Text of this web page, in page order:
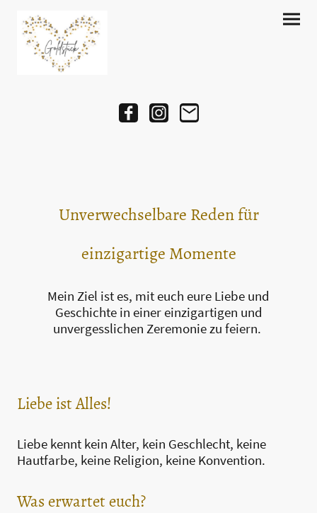
Unverwechselbare Reden für
einzigartige Momente
Mein Ziel ist es, mit euch eure Liebe und
Geschichte in einer einzigartigen und
unvergesslichen Zeremonie zu feiern.
Liebe ist Alles!
Liebe kennt kein Alter, kein Geschlecht, keine
Hautfarbe, keine Religion, keine Konvention.
Was erwartet euch?